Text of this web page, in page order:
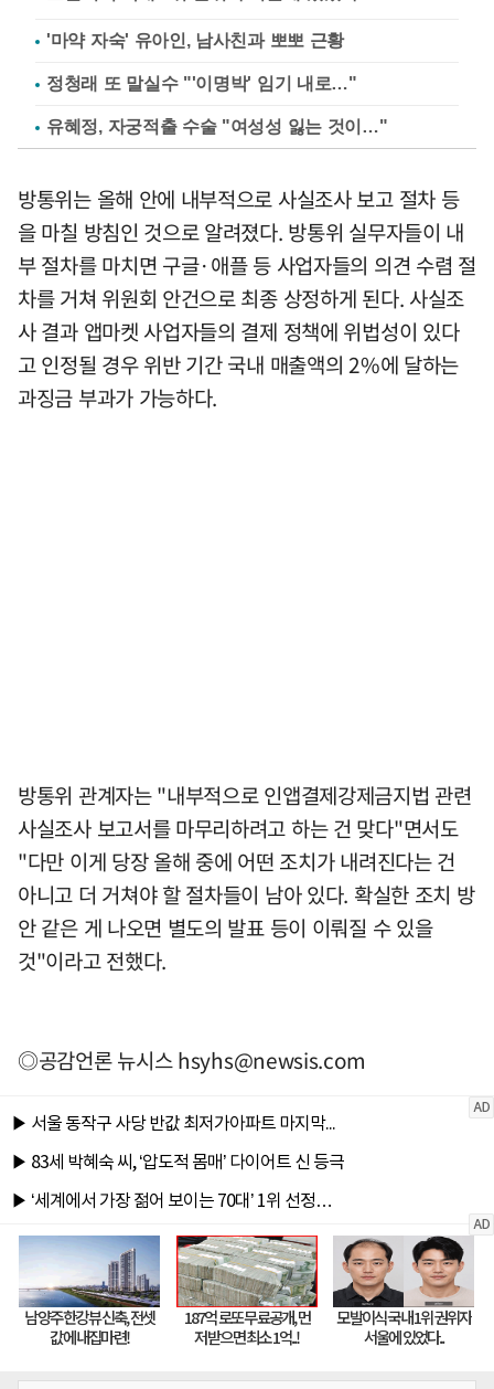
'마약 자숙' 유아인, 남사친과 뽀뽀 근황
정청래 또 말실수 "'이명박' 임기 내로…"
유혜정, 자궁적출 수술 "여성성 잃는 것이…"
방통위는 올해 안에 내부적으로 사실조사 보고 절차 등
을 마칠 방침인 것으로 알려졌다. 방통위 실무자들이 내
부 절차를 마치면 구글·애플 등 사업자들의 의견 수렴 절
차를 거쳐 위원회 안건으로 최종 상정하게 된다. 사실조
사 결과 앱마켓 사업자들의 결제 정책에 위법성이 있다
고 인정될 경우 위반 기간 국내 매출액의 2%에 달하는
과징금 부과가 가능하다.
방통위 관계자는 "내부적으로 인앱결제강제금지법 관련
사실조사 보고서를 마무리하려고 하는 건 맞다"면서도
"다만 이게 당장 올해 중에 어떤 조치가 내려진다는 건
아니고 더 거쳐야 할 절차들이 남아 있다. 확실한 조치 방
안 같은 게 나오면 별도의 발표 등이 이뤄질 수 있을
것"이라고 전했다.
◎공감언론 뉴시스hsyhs@newsis.com